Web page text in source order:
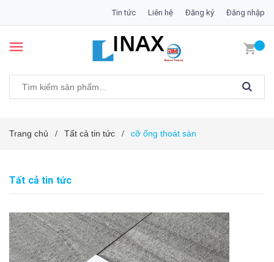
Tin tức Liên hệ Đăng ký Đăng nhập
Trang chủ / Tất cả tin tức / cỡ ống thoát sàn
Tất cả tin tức